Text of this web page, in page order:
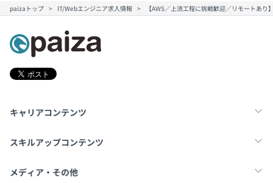
paizaトップ IT/Webエンジニア求人情報 【AWS／上流工程に挑戦歓迎／リモートあ
キャリアコンテンツ
転職・キャリア
スキルアップコンテンツ
学習
メディア・その他